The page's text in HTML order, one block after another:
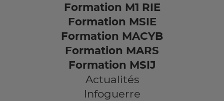
Formation M1 RIE
Formation MSIE
Formation MACYB
Formation MARS
Formation MSIJ
Actualités
Infoguerre